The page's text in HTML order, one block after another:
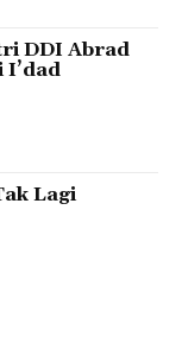
DDI Abrad
I’dad
Lagi